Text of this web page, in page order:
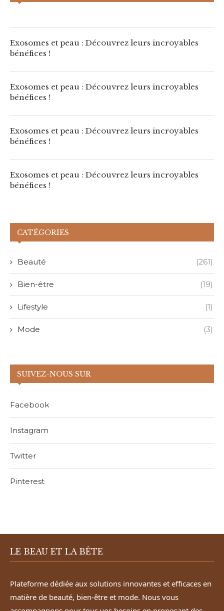
Exosomes et peau : Découvrez leurs incroyables
bénéfices !
Exosomes et peau : Découvrez leurs incroyables
bénéfices !
Exosomes et peau : Découvrez leurs incroyables
bénéfices !
Exosomes et peau : Découvrez leurs incroyables
bénéfices !
CATÉGORIES
Beauté (261)
Bien-être (19)
Lifestyle (1)
Mode (3)
SUIVEZ-NOUS SUR
Facebook
Instagram
Twitter
Pinterest
LE BEAU ET LA BÊTE
Plateforme dédiée aux solutions innovantes et efficaces en
matière de beauté, bien-être et mode. Nous vous